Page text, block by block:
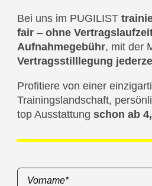
Bei uns im PUGILIST
fair– ohne
Aufnahmegebühr, mit der
Vertragsstilllegung
Profitiere von einer
Trainingslandschaft,
top Ausstattung schon ab